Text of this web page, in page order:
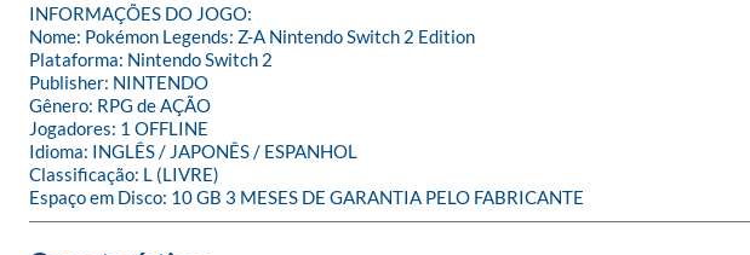
INFORMAÇÕES DO JOGO:
Nome: Pokémon Legends: Z-A Nintendo Switch 2 Edition
Plataforma: Nintendo Switch 2
Publisher: NINTENDO
Gênero: RPG de AÇÃO
Jogadores: 1 OFFLINE
Idioma: INGLÊS / JAPONÊS / ESPANHOL
Classificação: L (LIVRE)
Espaço em Disco: 10 GB 3 MESES DE GARANTIA PELO FABRICANTE